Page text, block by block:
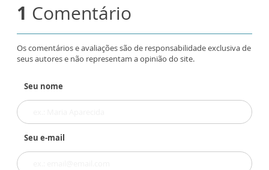
1 Comentário
Os comentários e avaliações são de responsabilidade exclusiva de
seus autores e não representam a opinião do site.
Seu nome
Seu e-mail